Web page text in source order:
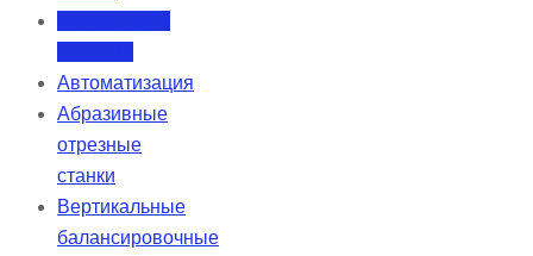
Автоматизация
Абразивные
отрезные
станки
Вертикальные
балансировочные